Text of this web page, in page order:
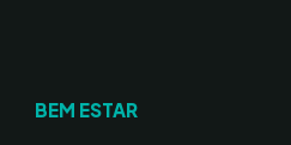
BEM ESTAR